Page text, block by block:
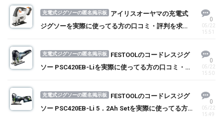
充電式ジグソーの匿名掲示板
アイリスオーヤマの充電式
ジグソーを実際に使ってる方の口コミ・評判を求
0
05/22
15:51
充電式ジグソーの匿名掲示板
FESTOOLのコードレスジグ
ソー PSC420EB-Liを実際に使ってる方の口コミ・評
0
05/22
15:50
充電式ジグソーの匿名掲示板
FESTOOLのコードレスジグ
ソー PSC420EB-Li 5．2Ah Setを実際に使ってる方
0
05/22
15:49